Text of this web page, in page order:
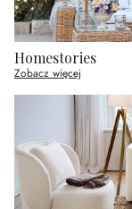
Homestories
Zobacz więcej